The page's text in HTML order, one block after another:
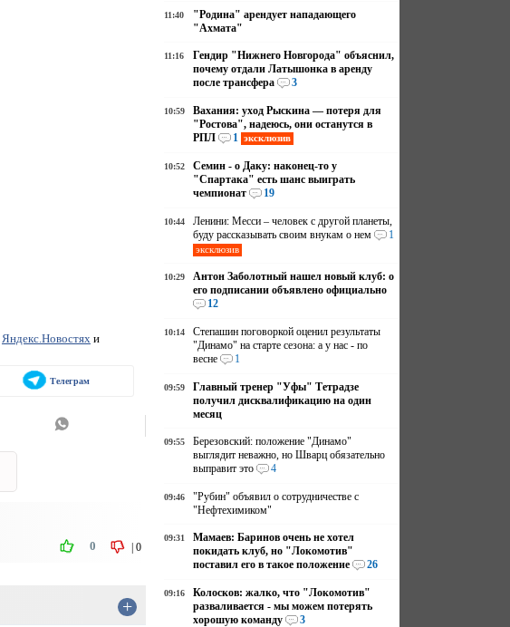
Яндекс.Новостяхи
Телеграм
|0
0
+
11:40
"Родина" арендует нападающего
"Ахмата"
11:16
Гендир "Нижнего Новгорода" объяснил,
почему отдали Латышонка в аренду
после трансфера
3
10:59
Вахания: уход Рыскина — потеря для
"Ростова", надеюсь, они останутся в
РПЛ
1 эксклюзив
10:52
Семин - о Даку: наконец-то у
"Спартака" есть шанс выиграть
чемпионат
19
10:44
Ленини: Месси – человек с другой планеты,
буду рассказывать своим внукам о нем
1
эксклюзив
10:29
Антон Заболотный нашел новый клуб: о
его подписании объявлено официально
12
10:14
Степашин поговоркой оценил результаты
"Динамо" на старте сезона: а у нас - по
весне
1
09:59
Главный тренер "Уфы" Тетрадзе
получил дисквалификацию на один
месяц
09:55
Березовский: положение "Динамо"
выглядит неважно, но Шварц обязательно
выправит это
4
09:46
"Рубин" объявил о сотрудничестве с
"Нефтехимиком"
09:31
Мамаев: Баринов очень не хотел
покидать клуб, но "Локомотив"
поставил его в такое положение
26
09:16
Колосков: жалко, что "Локомотив"
разваливается - мы можем потерять
хорошую команду
3